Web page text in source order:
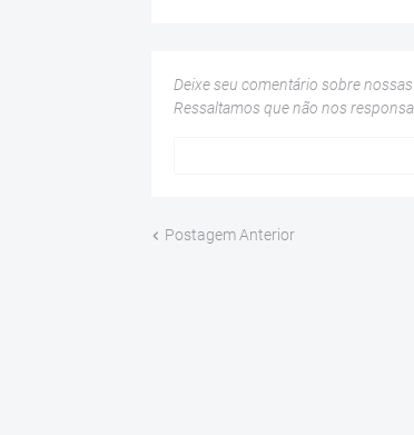
Deixe seu comentário sobre
Ressaltamos que não nos
Postagem Anterior